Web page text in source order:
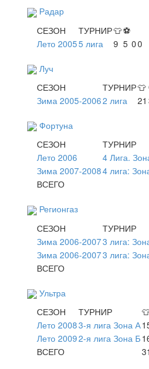
Радар
СЕЗОН
ТУРНИР👕⚽
Лето 20055 лига 9 5 00
Луч
СЕЗОН
ТУРНИР👕
Зима 2005-20062 лига 21
Фортуна
СЕЗОН
ТУРНИР
Лето 2006
4 Лига.
Зима 2007-20084 лига:
ВСЕГО
Регионгаз
СЕЗОН
ТУРНИР
Зима 2006-20073 лига:
Зима 2006-20073 лига:
ВСЕГО
Ультра
СЕЗОН
ТУРНИР
Лето 20083-я лига Зона А
Лето 20092-я лига Зона Б
ВСЕГО
31